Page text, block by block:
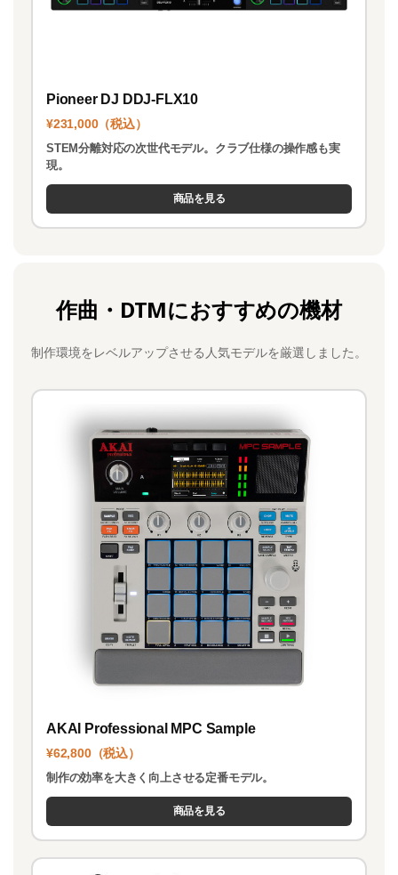
Pioneer DJ DDJ-FLX10
¥231,000（税込）
STEM分離対応の次世代モデル。クラブ仕様の操作感も実
現。
商品を見る
作曲・DTMにおすすめの機材
制作環境をレベルアップさせる人気モデルを厳選しました。
AKAI Professional MPC Sample
¥62,800（税込）
制作の効率を大きく向上させる定番モデル。
商品を見る